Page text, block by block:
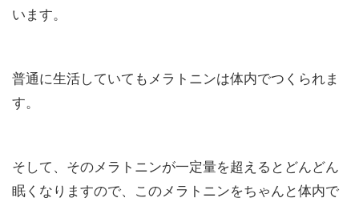
います。
普通に生活していてもメラトニンは体内でつくられま
す。
そして、そのメラトニンが一定量を超えるとどんどん
眠くなりますので、このメラトニンをちゃんと体内で